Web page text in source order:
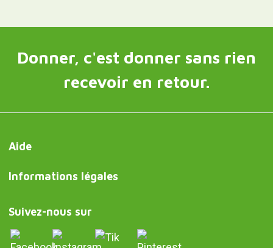
Donner, c'est donner sans rien
recevoir en retour.
Aide
Informations légales
Suivez-nous sur